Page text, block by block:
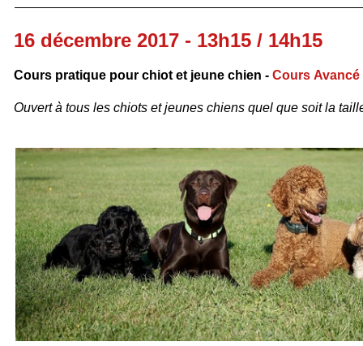
16 décembre 2017 - 13h15 / 14h15
Cours pratique pour chiot et jeune chien - Cours Avancé
Ouvert à tous les chiots et jeunes chiens quel que soit la